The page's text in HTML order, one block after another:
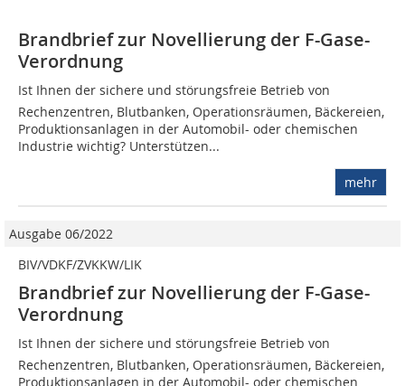
Brandbrief zur Novellierung der F-Gase-
Verordnung
Ist Ihnen der sichere und störungsfreie Betrieb von
Rechenzentren, Blutbanken, Operationsräumen, Bäckereien,
Produktionsanlagen in der Automobil- oder chemischen
Industrie wichtig? Unterstützen...
mehr
Ausgabe 06/2022
BIV/VDKF/ZVKKW/LIK
Brandbrief zur Novellierung der F-Gase-
Verordnung
Ist Ihnen der sichere und störungsfreie Betrieb von
Rechenzentren, Blutbanken, Operationsräumen, Bäckereien,
Produktionsanlagen in der Automobil- oder chemischen